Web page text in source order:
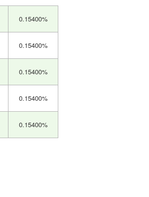
0.15400%
0.15400%
0.15400%
0.15400%
0.15400%